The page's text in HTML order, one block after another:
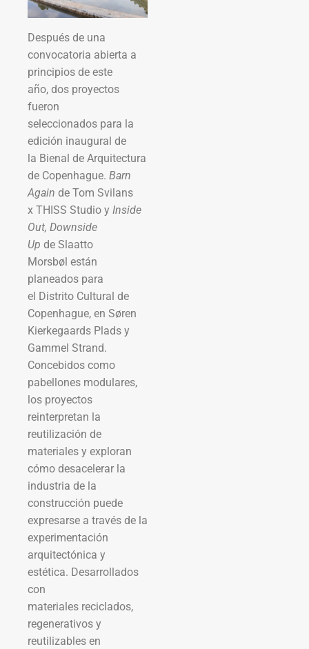
Después de una
convocatoria abierta a
principios de este
año, dos proyectos
fueron
seleccionados para la
edición inaugural de
la Bienal de Arquitectura
de Copenhague. Barn
Again de Tom Svilans
x THISS Studio y Inside
Out, Downside
Up de Slaatto
Morsbøl están
planeados para
el Distrito Cultural de
Copenhague, en Søren
Kierkegaards Plads y
Gammel Strand.
Concebidos como
pabellones modulares,
los proyectos
reinterpretan la
reutilización de
materiales y exploran
cómo desacelerar la
industria de la
construcción puede
expresarse a través de la
experimentación
arquitectónica y
estética. Desarrollados
con
materiales reciclados,
regenerativos y
reutilizables en